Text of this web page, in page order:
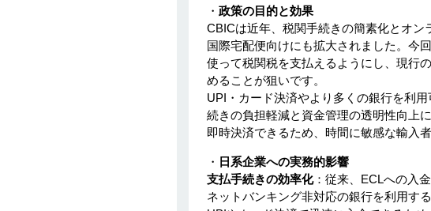
・ 政策の目的と効果
CBICは近年、税関手続きの簡素化とオン
国際宅配便向けにも拡大されました。今
使って税関税を支払えるようにし、現行
めることが狙いです。
UPI・カード決済やより多くの銀行を利
続きの負担軽減と資金管理の透明性向上
即時決済できるため、時間に敏感な輸入
・
日系企業への実務的影響
支払手続きの効率化：従来、ECLへの入
ネットバンキング非対応の銀行を利用す